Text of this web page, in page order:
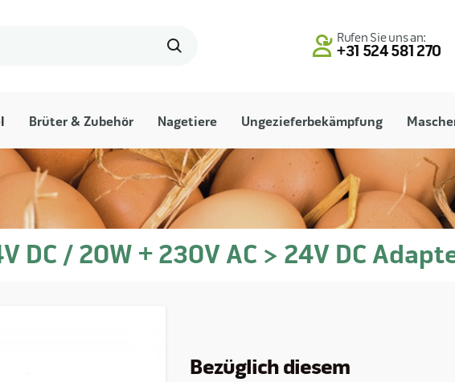
Rufen Sie uns an:
+31 524 581 270
Brüter & Zubehör Nagetiere Ungezieferbekämpfung
DC / 20W + 230V AC > 24V DC
Bezüglich diesem